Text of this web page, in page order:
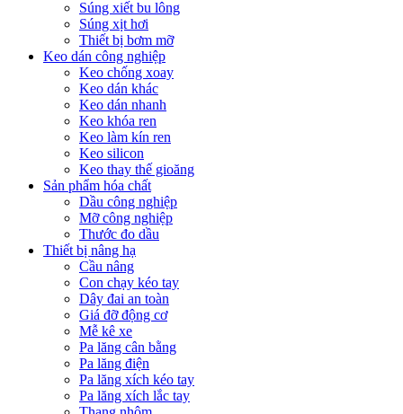
Súng xiết bu lông
Súng xịt hơi
Thiết bị bơm mỡ
Keo dán công nghiệp
Keo chống xoay
Keo dán khác
Keo dán nhanh
Keo khóa ren
Keo làm kín ren
Keo silicon
Keo thay thế gioăng
Sản phẩm hóa chất
Dầu công nghiệp
Mỡ công nghiệp
Thước đo dầu
Thiết bị nâng hạ
Cầu nâng
Con chạy kéo tay
Dây đai an toàn
Giá đỡ động cơ
Mễ kê xe
Pa lăng cân bằng
Pa lăng điện
Pa lăng xích kéo tay
Pa lăng xích lắc tay